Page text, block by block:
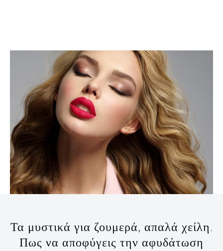
Τα μυστικά για ζουμερά, απαλά χείλη.
Πως να αποφύγεις την αφυδάτωση